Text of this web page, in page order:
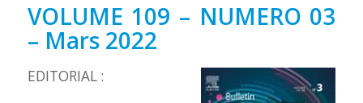
VOLUME 109 – NUMERO 03
– Mars 2022
EDITORIAL :